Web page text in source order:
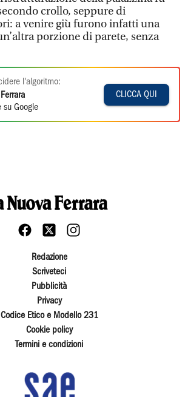
crollo, seppure di
a venire giù furono infatti una
porzione di parete, senza
l'algoritmo:
su Google
CLICCA QUI
Redazione
Scriveteci
Pubblicità
Privacy
Codice Etico e Modello 231
Cookie policy
Termini e condizioni